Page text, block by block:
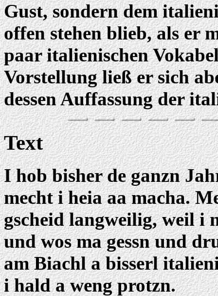
Gust, sondern dem
offen stehen blieb, als er
paar italienischen
Vorstellung ließ er sich
dessen Auffassung der
Text
I hob bisher de ganzn
mecht i heia aa macha.
gscheid langweilig, weil i
und wos ma gessn und
am Biachl a bisserl
i hald a weng protzn.